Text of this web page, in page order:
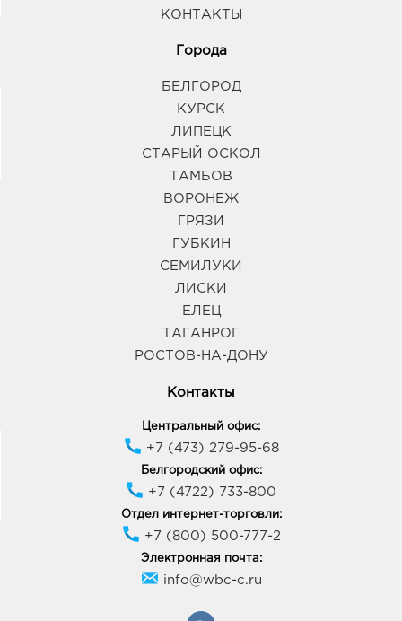
КОНТАКТЫ
Города
БЕЛГОРОД
КУРСК
ЛИПЕЦК
СТАРЫЙ ОСКОЛ
ТАМБОВ
ВОРОНЕЖ
ГРЯЗИ
ГУБКИН
СЕМИЛУКИ
ЛИСКИ
ЕЛЕЦ
ТАГАНРОГ
РОСТОВ-НА-ДОНУ
Контакты
Центральный офис:
+7 (473) 279-95-68
Белгородский офис:
+7 (4722) 733-800
Отдел интернет-торговли:
+7 (800) 500-777-2
Электронная почта:
info@wbc-c.ru